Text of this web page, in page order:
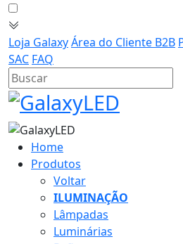
Loja GalaxyÁrea do Cliente B2B
SAC FAQ
Home
Produtos
Voltar
ILUMINAÇÃO
Lâmpadas
Luminárias